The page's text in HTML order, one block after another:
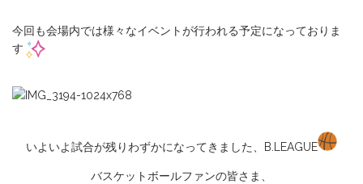
今回も会場内では様々なイベントが行われる予定になっておりま
す
いよいよ試合が残りわずかになってきました、B.LEAGUE
バスケットボールファンの皆さま、